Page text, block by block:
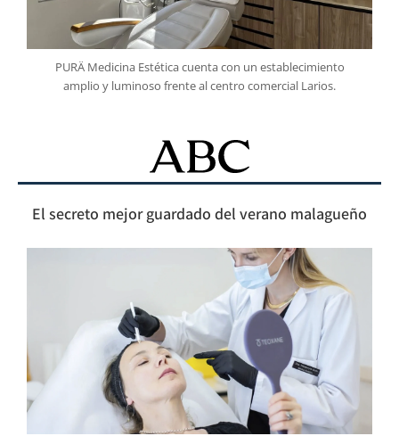
PURÄ Medicina Estética cuenta con un establecimiento
amplio y luminoso frente al centro comercial Larios.
El secreto mejor guardado del verano malagueño